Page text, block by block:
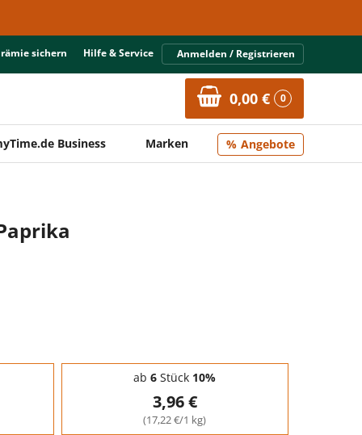
sichern Hilfe & Service Anmelden / Registrieren
0,00 € 0
Business Marken Angebote
ab 6 Stück 10%
3,96 €
(17,22 €/1 kg)